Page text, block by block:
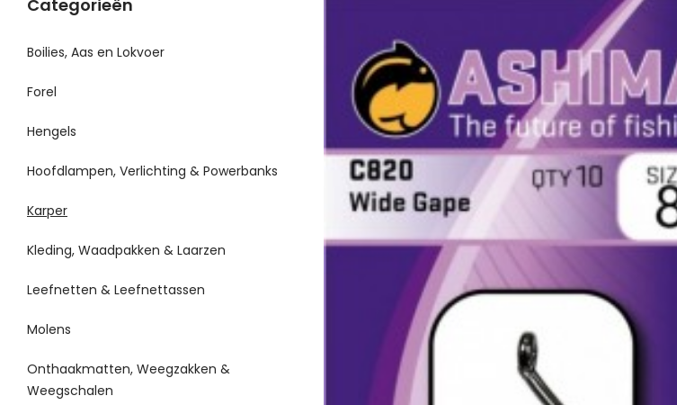
Categorieën
Boilies, Aas en Lokvoer
Forel
Hengels
Hoofdlampen, Verlichting & Powerbanks
Karper
Kleding, Waadpakken & Laarzen
Leefnetten & Leefnettassen
Molens
Onthaakmatten, Weegzakken &
Weegschalen